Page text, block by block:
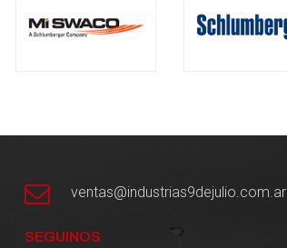
ventas@industrias9dejulio.com.ar
SEGUINOS